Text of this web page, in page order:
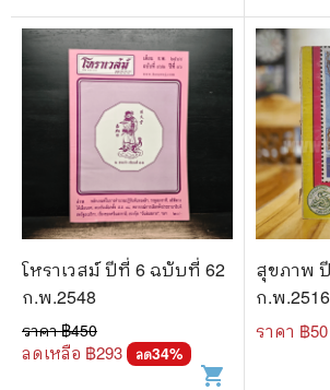
โหราเวสม์ ปีที่ 6 ฉบับที่ 62
ก.พ.2548
ราคา ฿450
ลดเหลือ ฿293 ลด34%
shopping_cart
สุขภาพ
ก.พ.2516
ราคา ฿50